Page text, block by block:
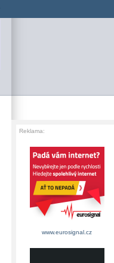
Reklama:
www.eurosignal.cz